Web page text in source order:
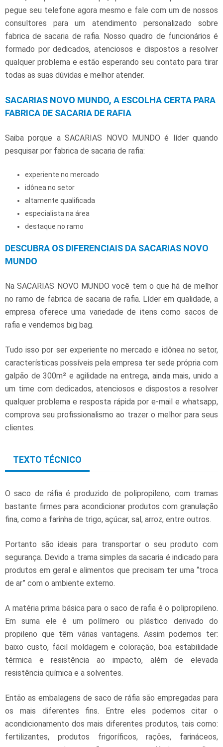
pegue seu telefone agora mesmo e fale com um de nossos
consultores para um atendimento personalizado sobre
fabrica de sacaria de rafia. Nosso quadro de funcionários é
formado por dedicados, atenciosos e dispostos a resolver
qualquer problema e estão esperando seu contato para tirar
todas as suas dúvidas e melhor atender.
SACARIAS NOVO MUNDO, A ESCOLHA CERTA PARA
FABRICA DE SACARIA DE RAFIA
Saiba porque a SACARIAS NOVO MUNDO é líder quando
pesquisar por fabrica de sacaria de rafia:
experiente no mercado
idônea no setor
altamente qualificada
especialista na área
destaque no ramo
DESCUBRA OS DIFERENCIAIS DA SACARIAS NOVO
MUNDO
Na SACARIAS NOVO MUNDO você tem o que há de melhor
no ramo de fabrica de sacaria de rafia. Líder em qualidade, a
empresa oferece uma variedade de itens como sacos de
rafia e vendemos big bag.
Tudo isso por ser experiente no mercado e idônea no setor,
características possíveis pela empresa ter sede própria com
galpão de 300m² e agilidade na entrega, ainda mais, unido a
um time com dedicados, atenciosos e dispostos a resolver
qualquer problema e resposta rápida por e-mail e whatsapp,
comprova seu profissionalismo ao trazer o melhor para seus
clientes.
TEXTO TÉCNICO
O saco de ráfia é produzido de polipropileno, com tramas
bastante firmes para acondicionar produtos com granulação
fina, como a farinha de trigo, açúcar, sal, arroz, entre outros.
Portanto são ideais para transportar o seu produto com
segurança. Devido a trama simples da sacaria é indicado para
produtos em geral e alimentos que precisam ter uma “troca
de ar” com o ambiente externo.
A matéria prima básica para o saco de rafia é o polipropileno.
Em suma ele é um polímero ou plástico derivado do
propileno que têm várias vantagens. Assim podemos ter:
baixo custo, fácil moldagem e coloração, boa estabilidade
térmica e resistência ao impacto, além de elevada
resistência química e a solventes.
Então as embalagens de saco de ráfia são empregadas para
os mais diferentes fins. Entre eles podemos citar o
acondicionamento dos mais diferentes produtos, tais como:
fertilizantes, produtos frigoríficos, rações, farináceos,